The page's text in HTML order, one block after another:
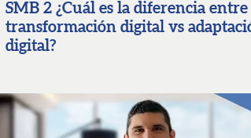
SMB 2 ¿Cuál es la diferencia entre
transformación digital vs
digital?